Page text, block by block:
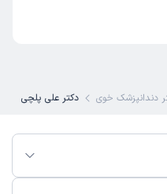
دندانپزشک خوی دکتر علی پلچی